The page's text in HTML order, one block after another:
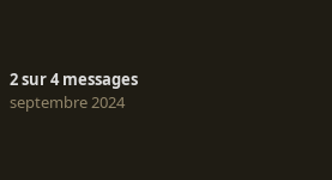
2sur4messages
septembre 2024